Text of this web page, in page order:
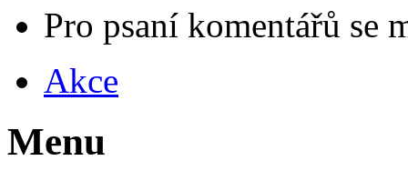
Pro psaní komentářů se
Akce
Menu